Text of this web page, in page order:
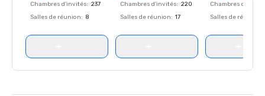
Chambres d'invités: 237
Salles de réunion: 8
Chambres d'invités: 220
Salles de réunion: 17
Chambres
Salles de réunion